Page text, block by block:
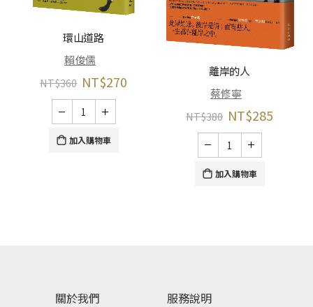
環山道路
賴俊儒
NT$360 NT$270
加入購物車
離岸的人
蔡修寧
NT$380 NT$285
加入購物車
關於我們 服務說明